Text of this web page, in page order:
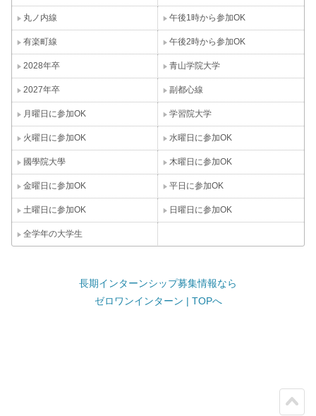
丸ノ内線 午後1時から参加OK
有楽町線 午後2時から参加OK
2028年卒 青山学院大学
2027年卒 副都心線
月曜日に参加OK 学習院大学
火曜日に参加OK 水曜日に参加OK
國學院大學 木曜日に参加OK
金曜日に参加OK 平日に参加OK
土曜日に参加OK 日曜日に参加OK
全学年の大学生
長期インターンシップ募集情報なら
ゼロワンインターン | TOPへ